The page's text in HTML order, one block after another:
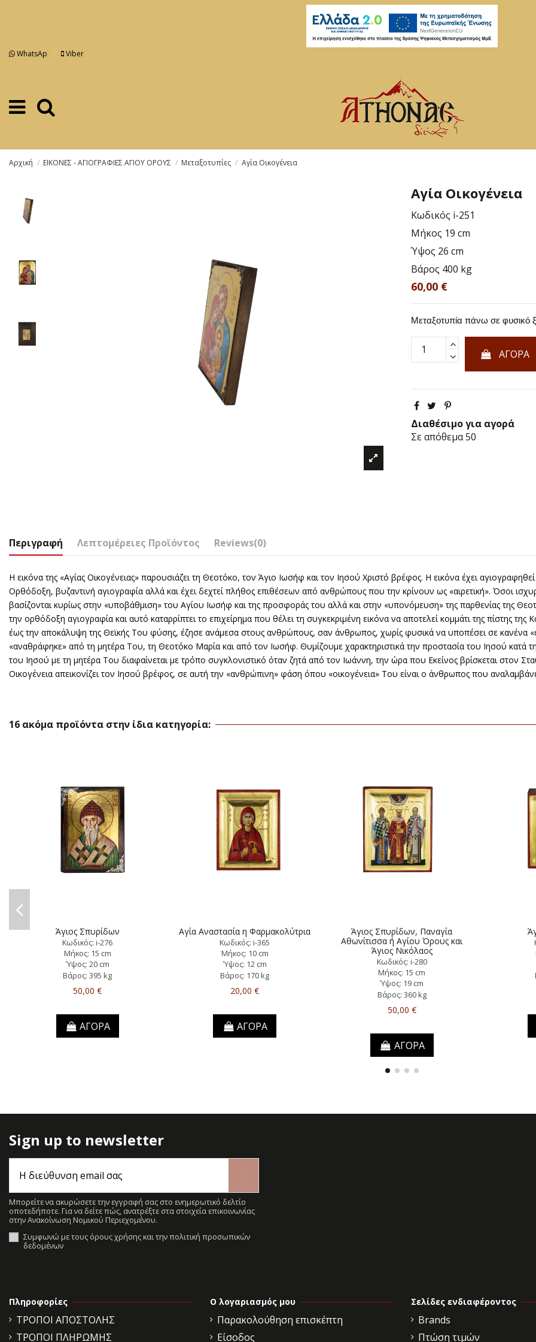
WhatsAp Viber
Αρχική ΕΙΚΟΝΕΣ - ΑΓΙΟΓΡΑΦΙΕΣ ΑΓΙΟΥ ΟΡΟΥΣ Μεταξοτυπίες Αγία Οικογένεια
Αγία Οικογένεια
Κωδικός i-251
Μήκος 19 cm
Ύψος 26 cm
Βάρος 400 kg
60,00 €
Μεταξοτυπία πάνω σε φυσικό
ΑΓΟΡΑ
Διαθέσιμο για αγορά
Σε απόθεμα50
Περιγραφή Λεπτομέρειες Προϊόντος Reviews(0)
Η εικόνα της «Αγίας Οικογένειας» παρουσιάζει τη Θεοτόκο, τον Άγιο Ιωσήφ και τον Ιησού Χριστό βρέφος. Η εικόνα έχει
Ορθόδοξη, βυζαντινή αγιογραφία αλλά και έχει δεχτεί πλήθος επιθέσεων από ανθρώπους που την κρίνουν ως «αιρετική». Όσοι
βασίζονται κυρίως στην «υποβάθμιση» του Αγίου Ιωσήφ και της προσφοράς του αλλά και στην «υπονόμευση» της παρθενίας της
την ορθόδοξη αγιογραφία και αυτό καταρρίπτει το επιχείρημα που θέλει τη συγκεκριμένη εικόνα να αποτελεί κομμάτι της πίστης
έως την αποκάλυψη της Θεϊκής Του φύσης, έζησε ανάμεσα στους ανθρώπους, σαν άνθρωπος, χωρίς φυσικά να υποπέσει σε κανένα
«αναθράφηκε» από τη μητέρα Του, τη Θεοτόκο Μαρία και από τον Ιωσήφ. Θυμίζουμε χαρακτηριστικά την προστασία του Ιησού
του Ιησού με τη μητέρα Του διαφαίνεται με τρόπο συγκλονιστικό όταν ζητά από τον Ιωάννη, την ώρα που Εκείνος βρίσκεται στον
Οικογένεια απεικονίζει τον Ιησού βρέφος, σε αυτή την «ανθρώπινη» φάση όπου «οικογένεια» Του είναι ο άνθρωπος που
16 ακόμα προϊόντα στην ίδια κατηγορία:
Άγιος Σπυρίδων
Κωδικός: i-276
Μήκος: 15 cm
Ύψος: 20 cm
Βάρος: 395 kg
50,00 €
ΑΓΟΡΑ
Αγία Αναστασία η Φαρμακολύτρια
Κωδικός: i-365
Μήκος: 10 cm
Ύψος: 12 cm
Βάρος: 170 kg
20,00 €
ΑΓΟΡΑ
Άγιος Σπυρίδων, Παναγία
Αθωνίτισσα ή Αγίου Όρους και
Άγιος Νικόλαος
Κωδικός: i-280
Μήκος: 15 cm
Ύψος: 19 cm
Βάρος: 360 kg
50,00 €
ΑΓΟΡΑ
Sign up to newsletter
Μπορείτε να ακυρώσετε την εγγραφή σας στο ενημερωτικό δελτίο
οποτεδήποτε. Για να δείτε πώς, ανατρέξτε στα στοιχεία επικοινωνίας
στην Ανακοίνωση Νομικού Περιεχομένου.
Συμφωνώ με τους όρους χρήσης και την πολιτική προσωπικών
δεδομένων
Πληροφορίες
ΤΡΟΠΟΙ ΑΠΟΣΤΟΛΗΣ
ΤΡΟΠΟΙ ΠΛΗΡΩΜΗΣ
Ο λογαριασμός μου
Παρακολούθηση επισκέπτη
Είσοδος
Σελίδες ενδιαφέροντος
Brands
Πτώση τιμών